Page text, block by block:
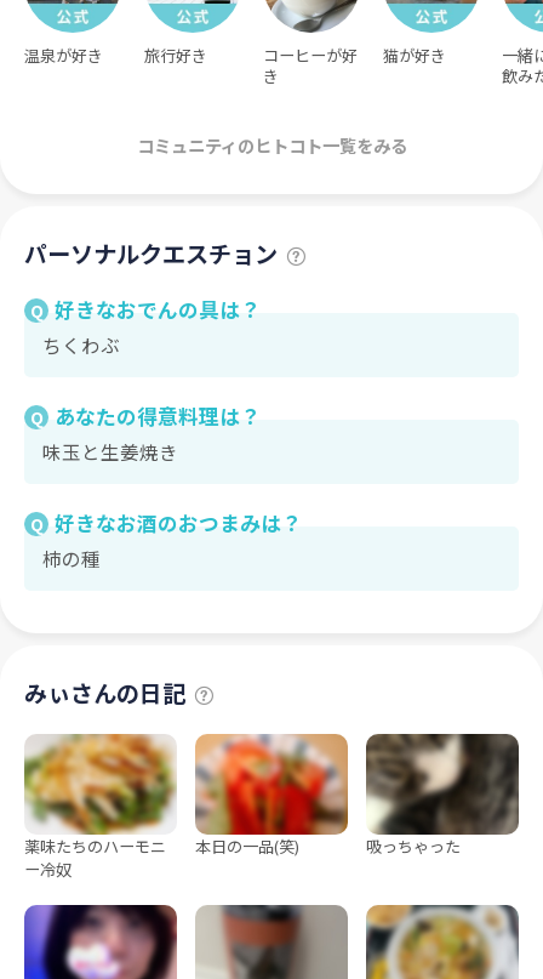
温泉が好き 旅行好き
コーヒーが好
き
猫が好き
一緒
飲み
コミュニティのヒトコト一覧をみる
パーソナルクエスチョン
Q 好きなおでんの具は？
ちくわぶ
Q あなたの得意料理は？
味玉と生姜焼き
Q 好きなお酒のおつまみは？
柿の種
みぃさんの日記
薬味たちのハーモニ
ー冷奴
本日の一品(笑) 吸っちゃった